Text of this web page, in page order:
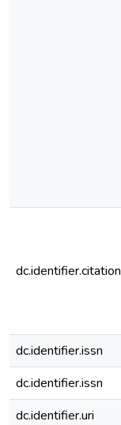
dc.identifier.citation
dc.identifier.issn
dc.identifier.issn
dc.identifier.uri